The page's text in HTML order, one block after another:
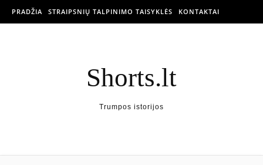
PRADŽIA STRAIPSNIŲ TALPINIMO TAISYKLĖS KONTAKTAI
Shorts.lt
Trumpos istorijos